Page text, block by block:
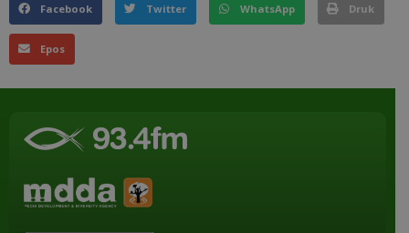
Facebook Twitter WhatsApp Druk
Epos